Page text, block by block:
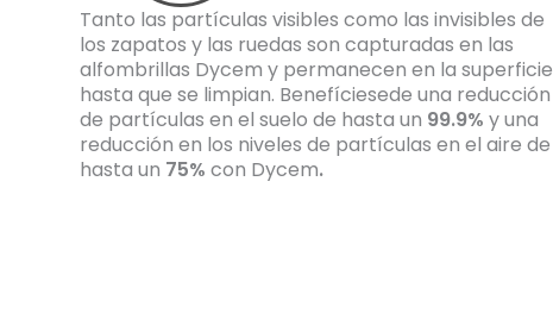
Tanto las partículas visibles como las invisibles de
los zapatos y las ruedas son capturadas en las
alfombrillas Dycem y permanecen en la superficie
hasta que se limpian. Benefíciesede una reducción
de partículas en el suelo de hasta un 99.9% y una
reducción en los niveles de partículas en el aire de
hasta un 75% con Dycem.